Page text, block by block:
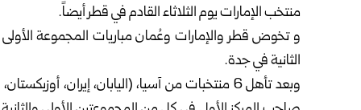
منتخب الإمارات يوم الثلاثاء القادم في قطر أيضاً.
و تخوض قطر والإمارات وعُمان مباريات المجموعة
الثانية في جدة.
وبعد تأهل 6 منتخبات من آسيا، (اليابان، إيران،